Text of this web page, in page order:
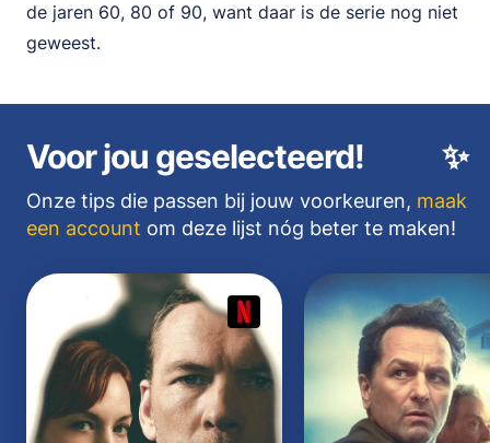
de jaren 60, 80 of 90, want daar is de serie nog niet
geweest.
✨
Voor jou geselecteerd!
Onze tips die passen bij jouw voorkeuren, maak
een account om deze lijst nóg beter te maken!